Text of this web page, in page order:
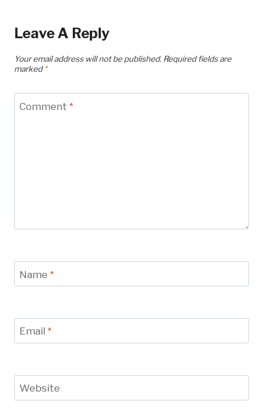
Leave A Reply
Your email address will not be published. Required fields are
marked*
Comment *
Name *
Email *
Website